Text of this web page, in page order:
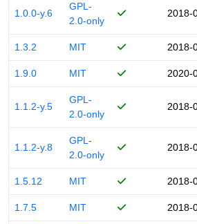
1.0.0-y.6
GPL-
2.0-only
2018-
1.3.2 MIT 2018-
1.9.0 MIT 2020-
1.1.2-y.5
GPL-
2.0-only
2018-
1.1.2-y.8
GPL-
2.0-only
2018-
1.5.12 MIT 2018-
1.7.5 MIT 2018-